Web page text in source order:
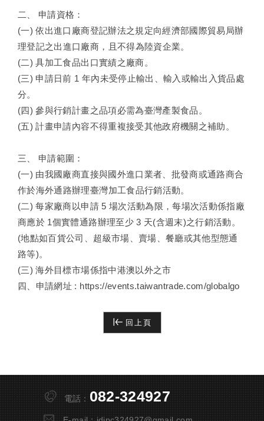
二、 申請資格：
(一) 依出進口廠商登記辦法之規定向經濟部國際貿易局辦
理登記之出進口廠商，且不得為陸資企業。
(二) 具加工食品出口實績之廠商。
(三) 申請日前 1 年內未受停止輸出、輸入或輸出入貨品處
分。
(四) 參與行銷計畫之品項必需為臺灣產製食品。
(五) 計畫申請內容不得重複接受其他政府機關之補助。
三、 申請範圍：
(一) 由我國廠商直接與國外進口業者、批發商或通路商合
作於海外通路辦理臺灣加工食品行銷活動。
(二) 每家廠商以申請 5 場次活動為限，每場次活動係指廠
商應於 1個實體通路辦理至少 3 天(含週末)之行銷活動。
(地點如百貨公司、超級市場、賣場、餐廳或其他型態通
路等)。
(三) 海外目標市場係指中港澳以外之市
四、申請網址 : https://events.taiwantrade.com/globalgo
回上頁
電話： 082-324927